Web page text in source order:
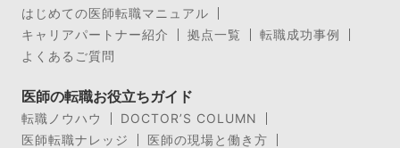
はじめての医師転職マニュアル
キャリアパートナー紹介
拠点一覧
転職成功事例
よくあるご質問
医師の転職お役立ちガイド
転職ノウハウ
DOCTOR’S COLUMN
医師転職ナレッジ
医師の現場と働き方